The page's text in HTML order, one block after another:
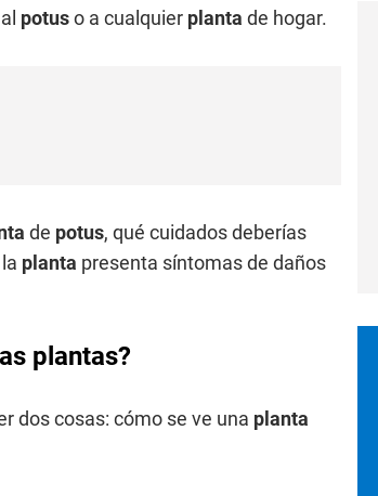
potuso a cualquier planta de hogar.
de potus, qué cuidados deberías
planta presenta síntomas de daños
plantas?
dos cosas: cómo se ve una planta